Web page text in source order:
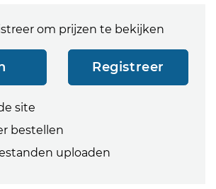
om prijzen te bekijken
Registreer
site
bestellen
uploaden